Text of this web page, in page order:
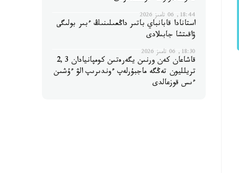
18:44, 06 تامىز 2026
استانادا قابانباي باتىر داڭعىلىنىڭ ءبىر بولىگى
ۋاقىتشا جابىلادى
18:30, 06 تامىز 2026
قاشاعان كەن ورنىن يگەرەتىن كومپانيادان 2,3
تريلليون تەڭگە ماجبۇرلەپ ءوندىرىپ الۋ ءۇشىن
ءىس قوزعالدى